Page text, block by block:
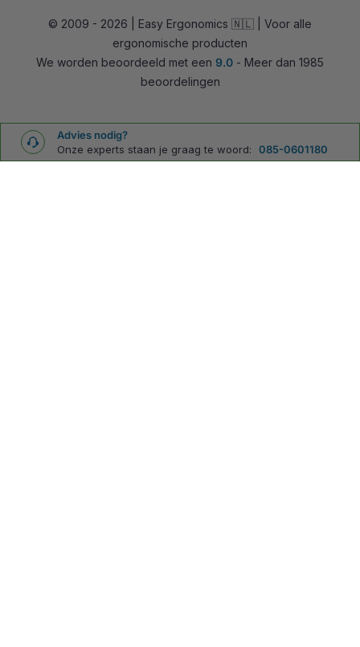
Advies nodig?
Onze experts staan je graag te woord:
085-0601180
Zit-sta bureaus
© 2009 - 2026 | Easy Ergonomics 🇳🇱 | Voor alle
ergonomische producten
We worden beoordeeld met een 9.0 - Meer dan 1985
beoordelingen